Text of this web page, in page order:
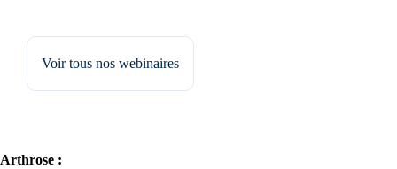
Voir tous nos webinaires
Arthrose :